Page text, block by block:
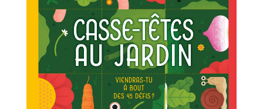
DEFIS ?//MES
LIVRES
JOUER/MI